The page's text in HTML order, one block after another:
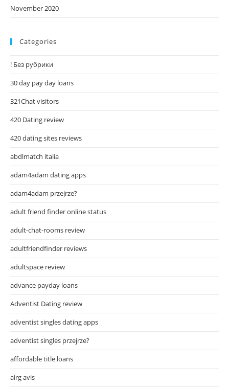
November 2020
Categories
! Без рубрики
30 day pay day loans
321Chat visitors
420 Dating review
420 dating sites reviews
abdlmatch italia
adam4adam dating apps
adam4adam przejrze?
adult friend finder online status
adult-chat-rooms review
adultfriendfinder reviews
adultspace review
advance payday loans
Adventist Dating review
adventist singles dating apps
adventist singles przejrze?
affordable title loans
airg avis